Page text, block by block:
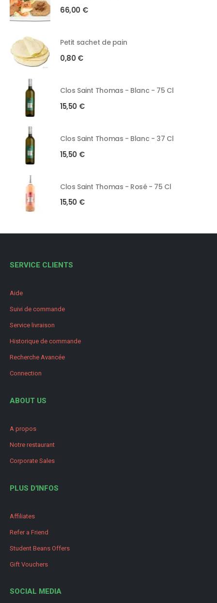
66,00 €
Petit sachet de pain
0,80 €
Clos Saint Thomas - Blanc - 75 Cl
15,50 €
Clos Saint Thomas - Blanc - 37 Cl
15,50 €
Clos Saint Thomas - Rosé - 75 Cl
15,50 €
SERVICE CLIENTS
Aide
Suivi de commande
Service livraison
Historique de commande
Recherche Avancée
Connection
ABOUT US
A propos
Notre restaurant
Corporate Sales
PLUS D'INFOS
Affiliates
Refer a Friend
Student Beans Offers
Gift Vouchers
SOCIAL MEDIA